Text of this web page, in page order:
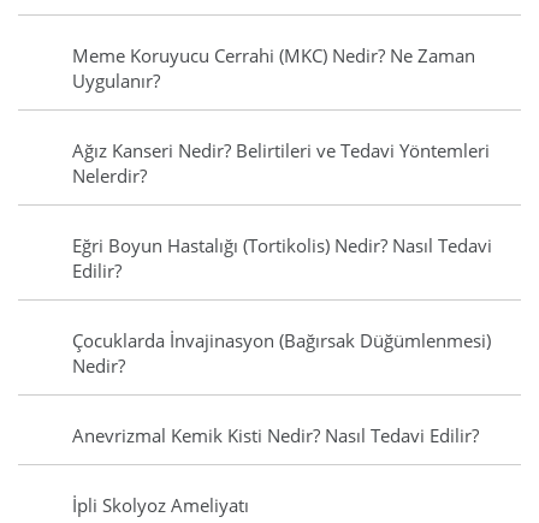
Meme Koruyucu Cerrahi (MKC) Nedir? Ne Zaman
Uygulanır?
Ağız Kanseri Nedir? Belirtileri ve Tedavi Yöntemleri
Nelerdir?
Eğri Boyun Hastalığı (Tortikolis) Nedir? Nasıl Tedavi
Edilir?
Çocuklarda İnvajinasyon (Bağırsak Düğümlenmesi)
Nedir?
Anevrizmal Kemik Kisti Nedir? Nasıl Tedavi Edilir?
İpli Skolyoz Ameliyatı